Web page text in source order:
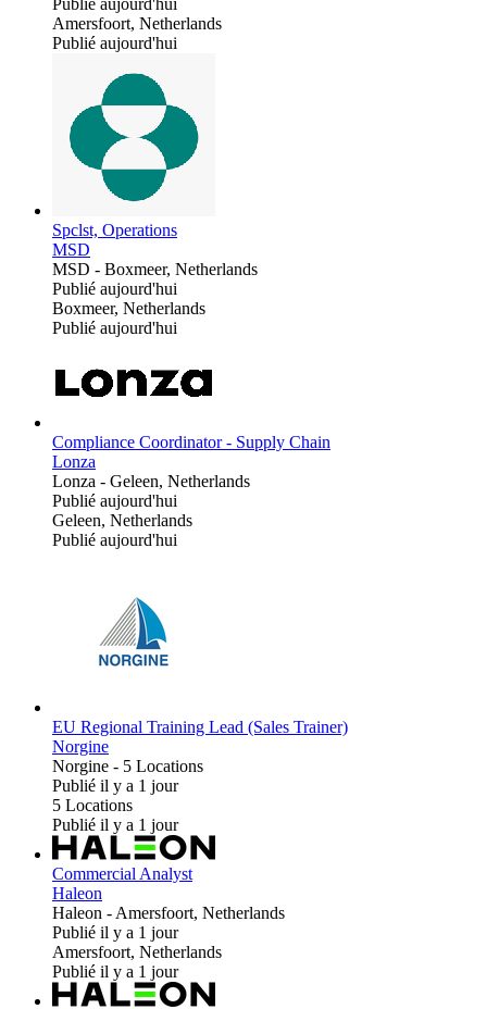
Amersfoort, Netherlands
Publié aujourd'hui
Spclst, Operations
MSD
MSD - Boxmeer, Netherlands
Publié aujourd'hui
Boxmeer, Netherlands
Publié aujourd'hui
Compliance Coordinator - Supply Chain
Lonza
Lonza - Geleen, Netherlands
Publié aujourd'hui
Geleen, Netherlands
Publié aujourd'hui
EU Regional Training Lead (Sales Trainer)
Norgine
Norgine - 5 Locations
Publié il y a 1 jour
5 Locations
Publié il y a 1 jour
Commercial Analyst
Haleon
Haleon - Amersfoort, Netherlands
Publié il y a 1 jour
Amersfoort, Netherlands
Publié il y a 1 jour